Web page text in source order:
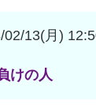
02/13(月)
けの人